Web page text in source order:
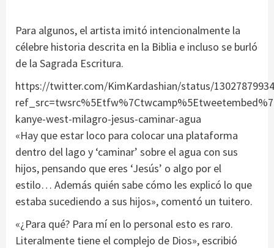
Para algunos, el artista imitó intencionalmente la
célebre historia descrita en la Biblia e incluso se burló
de la Sagrada Escritura.
https://twitter.com/KimKardashian/status/
kanye-west-milagro-jesus-caminar-agua
«Hay que estar loco para colocar una plataforma
dentro del lago y ‘caminar’ sobre el agua con sus
hijos, pensando que eres ‘Jesús’ o algo por el
estilo… Además quién sabe cómo les explicó lo que
estaba sucediendo a sus hijos», comentó un tuitero.
«¿Para qué? Para mí en lo personal esto es raro.
Literalmente tiene el complejo de Dios», escribió